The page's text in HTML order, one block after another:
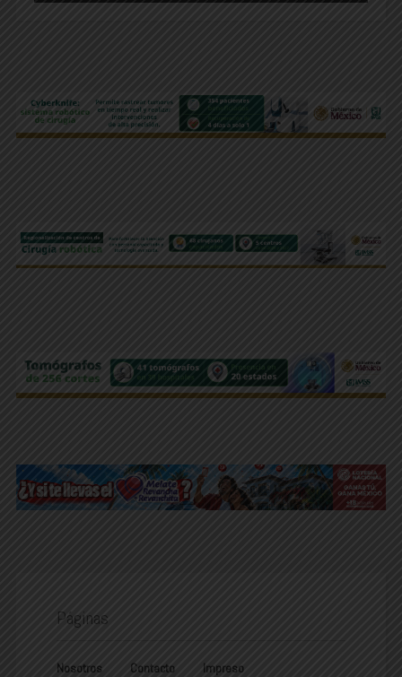
Páginas
Nosotros Contacto Impreso